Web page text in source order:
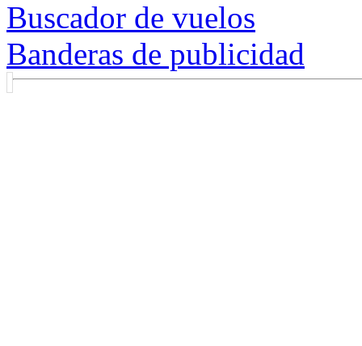
Buscador de vuelos
Banderas de publicidad